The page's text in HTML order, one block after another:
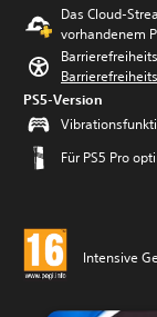
Das Cloud-
vorhandenem
PS5-Version
Für PS5 Pro
Intensive